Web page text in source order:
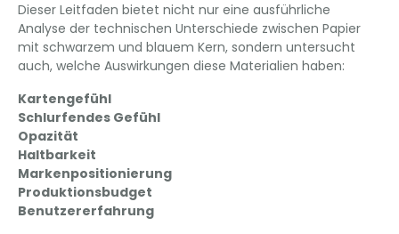
Dieser Leitfaden bietet nicht nur eine ausführliche
Analyse der technischen Unterschiede zwischen Papier
mit schwarzem und blauem Kern, sondern untersucht
auch, welche Auswirkungen diese Materialien haben:
Kartengefühl
Schlurfendes Gefühl
Opazität
Haltbarkeit
Markenpositionierung
Produktionsbudget
Benutzererfahrung